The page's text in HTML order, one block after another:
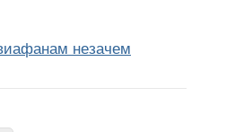
незачем